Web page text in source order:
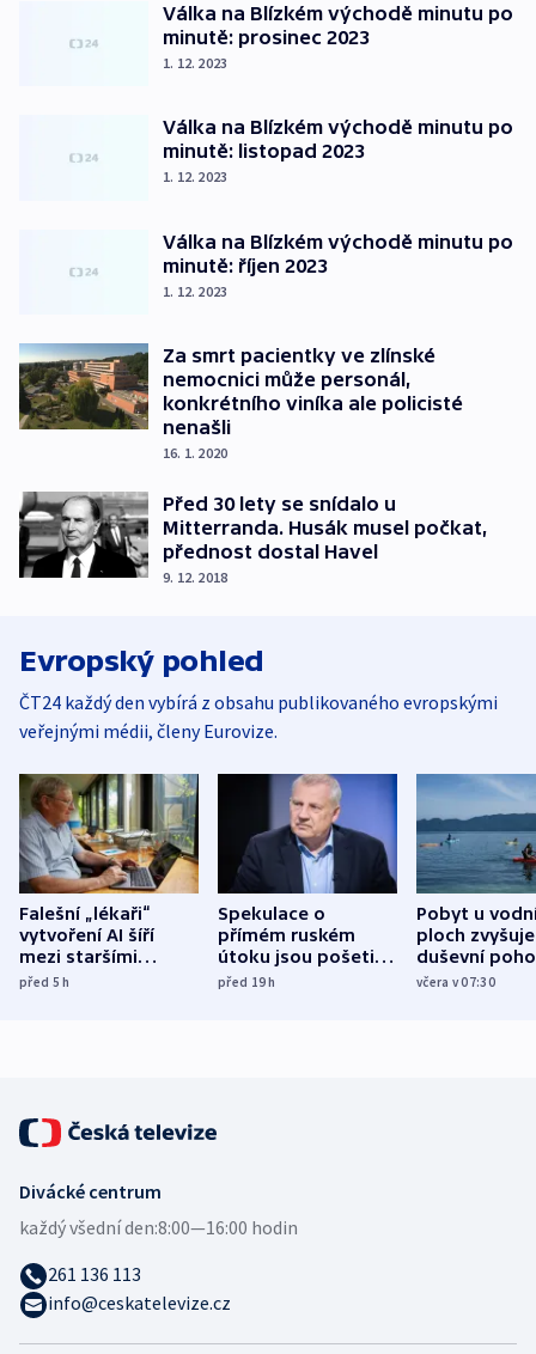
Válka na Blízkém východě minutu po
minutě: prosinec 2023
1. 12. 2023
Válka na Blízkém východě minutu po
minutě: listopad 2023
1. 12. 2023
Válka na Blízkém východě minutu po
minutě: říjen 2023
1. 12. 2023
Za smrt pacientky ve zlínské
nemocnici může personál,
konkrétního viníka ale policisté
nenašli
16. 1. 2020
Před 30 lety se snídalo u
Mitterranda. Husák musel počkat,
přednost dostal Havel
9. 12. 2018
Evropský pohled
ČT24 každý den vybírá z obsahu publikovaného evropskými
veřejnými médii, členy Eurovize.
Falešní „lékaři“
vytvoření AI šíří
mezi staršími
Poláky nebezpečné
před 5h
Spekulace o
přímém ruském
útoku jsou pošetilé,
míní estonský
před 19h
Pobyt u
ploch zvyšuje
duševní
ukázala
včera v 07:30
Divácké centrum
každý všední den:8:00—16:00 hodin
261 136 113
info@ceskatelevize.cz